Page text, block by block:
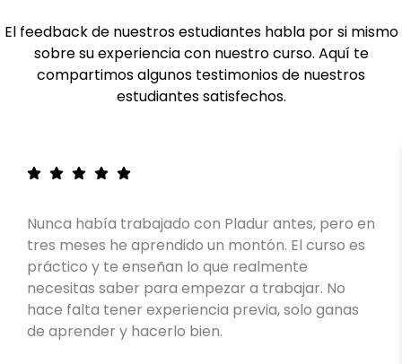
El feedback de nuestros estudiantes habla por si mismo
sobre su experiencia con nuestro curso. Aquí te
compartimos algunos testimonios de nuestros
estudiantes satisfechos.
Nunca había trabajado con Pladur antes, pero en
tres meses he aprendido un montón. El curso es
práctico y te enseñan lo que realmente
necesitas saber para empezar a trabajar. No
hace falta tener experiencia previa, solo ganas
de aprender y hacerlo bien.